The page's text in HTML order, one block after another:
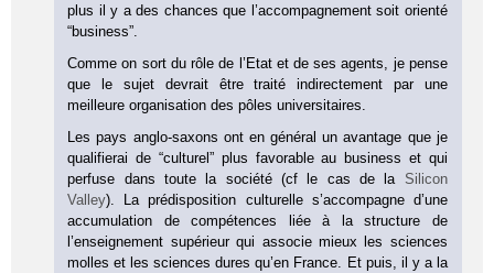
plus il y a des chances que l’accompagnement soit orienté
“business”.
Comme on sort du rôle de l’Etat et de ses agents, je pense
que le sujet devrait être traité indirectement par une
meilleure organisation des pôles universitaires.
Les pays anglo-saxons ont en général un avantage que je
qualifierai de “culturel” plus favorable au business et qui
perfuse dans toute la société (cf le cas de la Silicon
Valley). La prédisposition culturelle s’accompagne d’une
accumulation de compétences liée à la structure de
l’enseignement supérieur qui associe mieux les sciences
molles et les sciences dures qu’en France. Et puis, il y a la